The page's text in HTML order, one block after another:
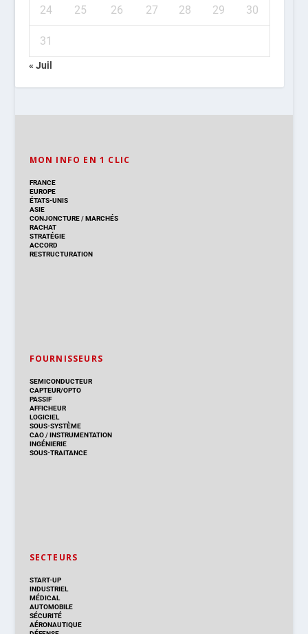
24 25 26 27 28 29 30
31
« Juil
MON INFO EN 1 CLIC
FRANCE
EUROPE
ÉTATS-UNIS
ASIE
CONJONCTURE/MARCHÉS
RACHAT
STRATÉGIE
ACCORD
RESTRUCTURATION
FOURNISSEURS
SEMICONDUCTEUR
CAPTEUR/OPTO
PASSIF
AFFICHEUR
LOGICIEL
SOUS-SYSTÈME
CAO/INSTRUMENTATION
INGÉNIERIE
SOUS-TRAITANCE
SECTEURS
START-UP
INDUSTRIEL
MÉDICAL
AUTOMOBILE
SÉCURITÉ
AÉRONAUTIQUE